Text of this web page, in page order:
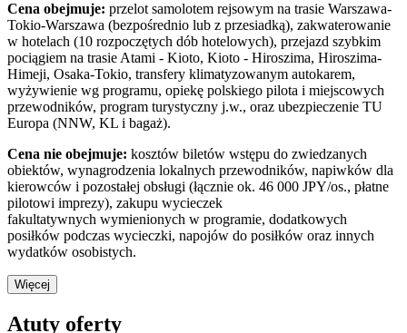
Cena obejmuje: przelot samolotem rejsowym na trasie Warszawa-
Tokio-Warszawa (bezpośrednio lub z przesiadką), zakwaterowanie
w hotelach (10 rozpoczętych dób hotelowych), przejazd szybkim
pociągiem na trasie Atami - Kioto, Kioto - Hiroszima, Hiroszima-
Himeji, Osaka-Tokio, transfery klimatyzowanym autokarem,
wyżywienie wg programu, opiekę polskiego pilota i miejscowych
przewodników, program turystyczny j.w., oraz ubezpieczenie TU
Europa (NNW, KL i bagaż).
Cena nie obejmuje: kosztów biletów wstępu do zwiedzanych
obiektów, wynagrodzenia lokalnych przewodników, napiwków dla
kierowców i pozostałej obsługi (łącznie ok. 46 000 JPY/os., płatne
pilotowi imprezy), zakupu wycieczek
fakultatywnych wymienionych w programie, dodatkowych
posiłków podczas wycieczki, napojów do posiłków oraz innych
wydatków osobistych.
Więcej
Atuty oferty